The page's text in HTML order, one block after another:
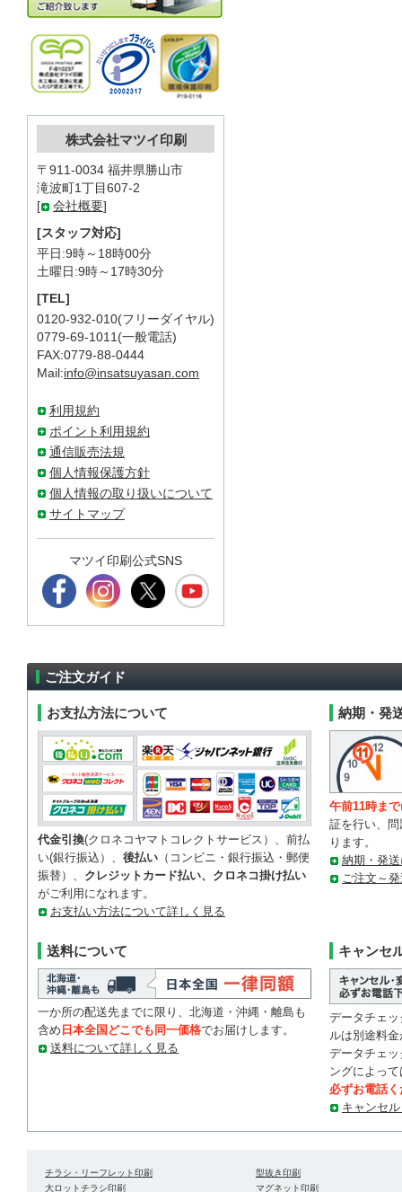
株式会社マツイ印刷
〒911-0034 福井県勝山市
滝波町1丁目607-2
[
会社概要]
[スタッフ対応]
平日:9時～18時00分
土曜日:9時～17時30分
[TEL]
0120-932-010(フリーダイヤル)
0779-69-1011(一般電話)
FAX:0779-88-0444
Mail:info@insatsuyasan.com
利用規約
ポイント利用規約
通信販売法規
個人情報保護方針
個人情報の取り扱いについて
サイトマップ
マツイ印刷公式SNS
ご注文ガイド
お支払方法について
代金引換(クロネコヤマトコレクトサービス）、前払
い(銀行振込）、 後払い （コンビニ・銀行振込・郵便
振替）、 クレジットカード払い、クロネコ掛け払い
がご利用になれます。
お支払い方法について詳しく見る
送料について
一か所の配送先までに限り、北海道・沖縄・離島も
含め 日本全国どこでも同一価格でお届けします。
送料について詳しく見る
納期・発
午前11時まで
証を行い、
ります。
納期・発
ご注文～
キャンセ
データチェ
ルは別途料
データチェ
ングによっ
必ずお電話
キャンセ
チラシ・リーフレット印刷
大ロットチラシ印刷
型抜き印刷
マグネット印刷